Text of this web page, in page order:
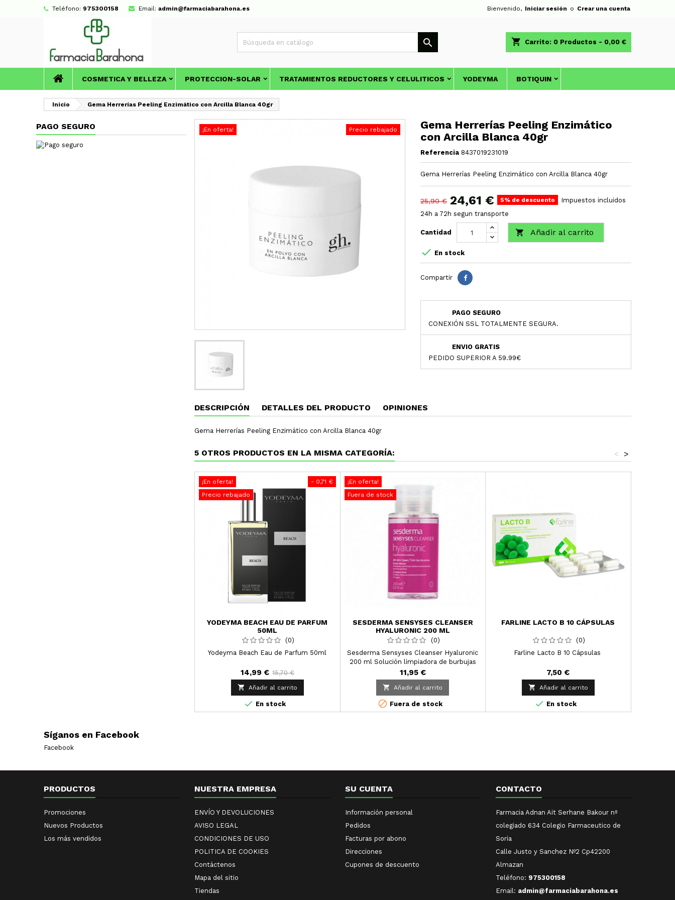
Teléfono: 975300158 Email: admin@farmaciabarahona.es Bienvenido, Iniciar sesión o Crear una cuenta
shopping_cart Carrito: 0 Productos - 0,00 €

COSMETICA Y BELLEZA PROTECCION-SOLAR TRATAMIENTOS REDUCTORES Y CELULITICOS YODEYMA BOTIQUIN
Inicio Gema Herrerías Peeling Enzimático con Arcilla Blanca 40gr
PAGO SEGURO ¡En oferta! Precio rebajado
Gema Herrerías Peeling Enzimático
con Arcilla Blanca 40gr
Referencia 8437019231019
Gema Herrerías Peeling Enzimático con Arcilla Blanca 40gr
25,90 € 24,61 € 5% de descuento
Impuestos incluidos
24h a 72h segun transporte
Cantidad  Añadir al carrito
 En stock
Compartir
PAGO SEGURO
CONEXIÓN SSL TOTALMENTE SEGURA.
ENVIO GRATIS
PEDIDO SUPERIOR A 59.99€
DESCRIPCIÓN DETALLES DEL PRODUCTO OPINIONES
Gema Herrerías Peeling Enzimático con Arcilla Blanca 40gr
5 OTROS PRODUCTOS EN LA MISMA CATEGORÍA: >
<
- 0,71 €
¡En oferta!
Precio rebajado
YODEYMA BEACH EAU DE PARFUM
50ML
(0)
Yodeyma Beach Eau de Parfum 50ml
14,99 € 15,70 €

Añadir al carrito
 En stock
¡En oferta!
Fuera de stock
SESDERMA SENSYSES CLEANSER
HYALURONIC 200 ML
(0)
Sesderma Sensyses Cleanser Hyaluronic
200 ml Solución limpiadora de burbujas
lipídicas que limpia, refuerza la hidratación
y alisa las arrugas. Indicado para todo tipo
de pieles, especialmente para pieles
deshidratadas. · Hidratación inmediata. ·
Mayor elasticidad. · Relleno de arrugas. ·
11,95 €
 Añadir al carrito
 Fuera de stock
FARLINE LACTO B 10 CÁPSULAS
(0)
Farline Lacto B 10 Cápsulas
7,50 €
 Añadir al carrito
 En stock
Síganos en Facebook
Facebook
PRODUCTOS
Promociones
Nuevos Productos
Los más vendidos
NUESTRA EMPRESA
ENVÍO Y DEVOLUCIONES
AVISO LEGAL
CONDICIONES DE USO
POLITICA DE COOKIES
Contáctenos
Mapa del sitio
Tiendas
SU CUENTA
Información personal
Pedidos
Facturas por abono
Direcciones
Cupones de descuento
CONTACTO
Farmacia Adnan Ait Serhane Bakour nª
colegiado 634 Colegio Farmaceutico de
Soria
Calle Justo y Sanchez Nº2 Cp42200
Almazan
Teléfono: 975300158
Email: admin@farmaciabarahona.es